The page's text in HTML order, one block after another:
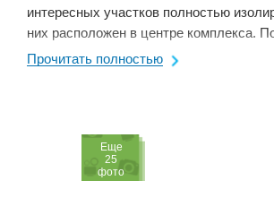
интересных участков полностью
них расположен в центре комплекса.
задерживаются у перекрытого стойками
Прочитать полностью
Eще
25
фото